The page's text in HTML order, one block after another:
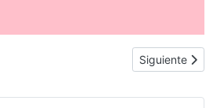
- N. 2008 - Ataque desde la
Artículo
Siguiente